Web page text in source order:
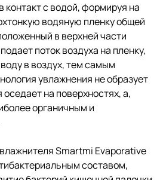
с водой, формируя на
водяную пленку общей
в верхней части
поток воздуха на пленку,
в воздух, тем самым
увлажнения не образует
на поверхностях, а,
органичным и
Smartmi Evaporative
составом,